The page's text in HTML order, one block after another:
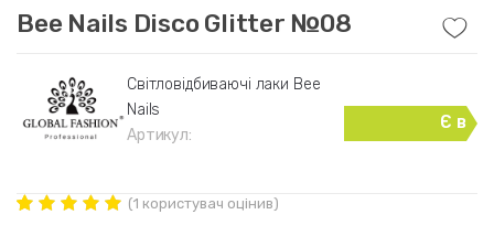
Bee Nails Disco Glitter №08
Свiтловiдбиваючi лаки Bee
Nails
Артикул:
Є в
(1 користувач оцінив)